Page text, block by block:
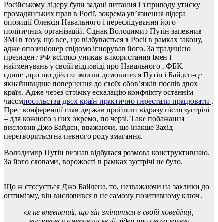
Російському лідеру були задані питання і з приводу утиску
громадянських прав в Росії, зокрема ув’язнення лідера
опозиції Олексія Навального і переслідування його
політичних організацій. Однак Володимир Путін запевнив
ЗМІ в тому, що все, що відбувається в Росії в рамках закону,
адже опозиціонер свідомо ігнорував його. За традицією
президент РФ всіляко уникав використання Імен і
найменувань у своїй відповіді про Навального і ФБК.
єдине ,про що дійсно змогли домовитися Путін і Байден-це
якнайшвидше повернення до своїх обов’язків послів двох
країн. Адже через стрімку ескалацію конфлікту останнім
часомпосольства двох країн практично перестали працювати .
Прес-конференції глав держав пройшли відразу після зустрічі
– для кожного з них окремо, по черзі. Таке побажання
висловив Джо Байден, вважаючи, що інакше Захід
перетвориться на певного роду змагання.
Володимир Путін визнав відбулася розмова конструктивною.
За його словами, ворожості в рамках зустрічі не було.
Що ж стосується Джо Байдена, то, незважаючи на заклики до
оптимізму, він висловився в не самому позитивному ключі.
«я не впевнений, що він зміниться в своїй поведінці,